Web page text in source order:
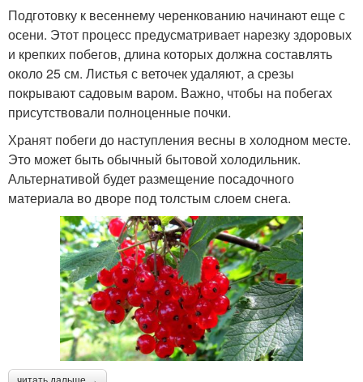
Подготовку к весеннему черенкованию начинают еще с
осени. Этот процесс предусматривает нарезку здоровых
и крепких побегов, длина которых должна составлять
около 25 см. Листья с веточек удаляют, а срезы
покрывают садовым варом. Важно, чтобы на побегах
присутствовали полноценные почки.
Хранят побеги до наступления весны в холодном месте.
Это может быть обычный бытовой холодильник.
Альтернативой будет размещение посадочного
материала во дворе под толстым слоем снега.